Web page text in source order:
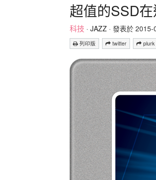
超值的SSD
科技 · JAZZ · 發表於 2015-
列印版 twitter plurk